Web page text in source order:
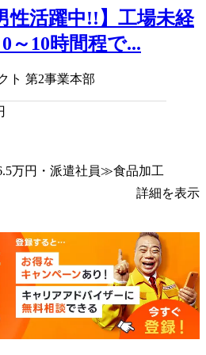
性活躍中!!】工場未経
～10時間程で...
ト 第2事業本部
万円・派遣社員≫食品加工
詳細を表示